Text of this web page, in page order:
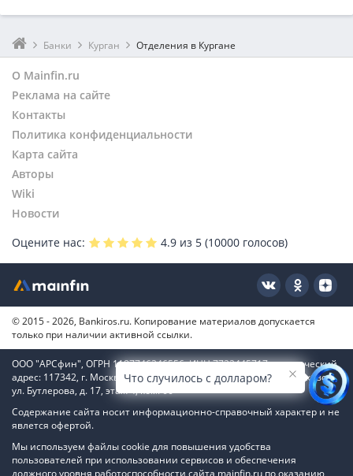
Банки Курган Отделения в Кургане
О Mainfin.ru
Реклама на сайте
Контакты
Политика конфиденциальности
Карта сайта
Авторы
Wiki
Новости
Оцените нас:
4.9 из 5 (10000 голосов)
© 2015 - 2026, Bankiros.ru. Копирование материалов допускается
только при наличии активной ссылки.
ООО "АРСфин", ОГРН 1187746346556, ИНН 7722445717, юридический
адрес: 117342, г. Москва, вн. тер. г. муниципальный округ Коньково,
ул. Бутлерова, д. 17, этаж 4, ком. 66
Содержание сайта носит информационно-справочный характер и не
явлется офертой.
Мы используем файлы cookie для повышения удобства
пользователей при использовании сервисов и обеспечения
должного уровня работоспособности сайта mainfin.ru по оказанию
Что случилось с долларом?